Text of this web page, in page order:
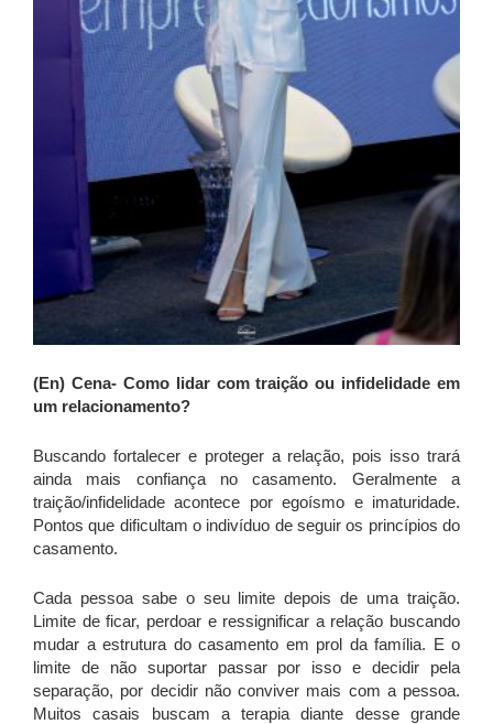
(En) Cena- Comolidar com traição ou infidelidade em
um relacionamento?
Buscando fortalecer e proteger a relação, pois isso trará
ainda mais confiança no casamento. Geralmente a
traição/infidelidade acontece por egoísmo e imaturidade.
Pontos que dificultam o indivíduo de seguir os princípios do
casamento.
Cada pessoa sabe o seu limite depois de uma traição.
Limite de ficar, perdoar e ressignificar a relação buscando
mudar a estrutura do casamento em prol da família. E o
limite de não suportar passar por isso e decidir pela
separação, por decidir não conviver mais com a pessoa.
Muitos casais buscam a terapia diante desse grande